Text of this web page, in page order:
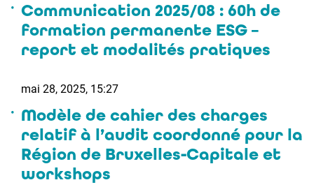
Communication 2025/08 : 60h de
formation permanente ESG –
report et modalités pratiques
mai 28, 2025, 15:27
Modèle de cahier des charges
relatif à l’audit coordonné pour la
Région de Bruxelles-Capitale et
workshops